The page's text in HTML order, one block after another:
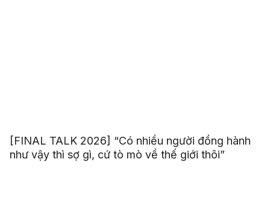
[FINAL TALK 2026] “Có nhiều người đồng hành
như vậy thì sợ gì, cứ tò mò về thế giới thôi”